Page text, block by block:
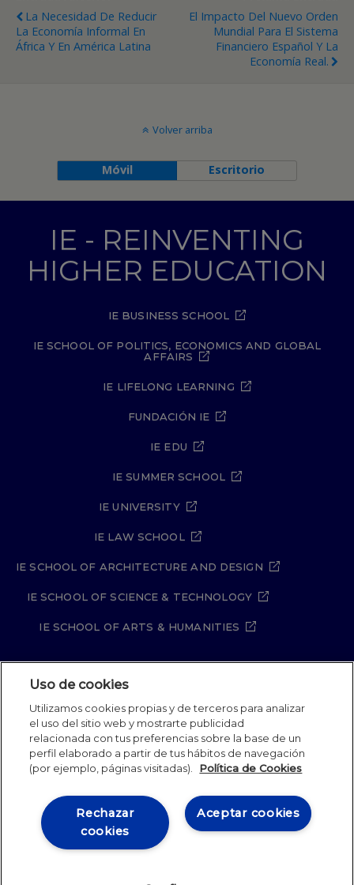
La Necesidad De Reducir
La Economía Informal En
África Y En América Latina
El Impacto Del Nuevo Orden
Mundial Para El Sistema
Financiero Español Y La
Economía Real.
Volver arriba
Móvil Escritorio
IE - REINVENTING
HIGHER EDUCATION
IE BUSINESS SCHOOL
IE SCHOOL OF POLITICS, ECONOMICS AND GLOBAL
AFFAIRS
IE LIFELONG LEARNING
FUNDACIÓN IE
IE EDU
IE SUMMER SCHOOL
IE UNIVERSITY
IE LAW SCHOOL
IE SCHOOL OF ARCHITECTURE AND DESIGN
IE SCHOOL OF SCIENCE & TECHNOLOGY
IE SCHOOL OF ARTS & HUMANITIES
Aviso legal
Política de Cookies
Política de seguridad
Student Academic Standards
Canal Compliance
Site Map
IE University 2026
Uso de cookies
Utilizamos cookies propias y de terceros para analizar
el uso del sitio web y mostrarte publicidad
relacionada con tus preferencias sobre la base de un
perfil elaborado a partir de tus hábitos de navegación
(por ejemplo, páginas visitadas).
Política de Cookies
Aceptar cookies
Rechazar
cookies